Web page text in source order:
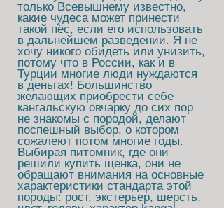
только Всевышнему известно,
какие чудеса может принести
такой пёс, если его использовать
в дальнейшем разведении. Я не
хочу никого обидеть или унизить,
потому что в России, как и в
Турции многие люди нуждаются
в деньгах! Большинство
желающих приобрести себе
кангальскую овчарку до сих пор
не знакомы с породой, делают
поспешный выбор, о котором
сожалеют потом многие годы.
Выбирая питомник, где они
решили купить щенка, они не
обращают внимания на основные
характеристики стандарта этой
породы: рост, экстерьер, шерсть,